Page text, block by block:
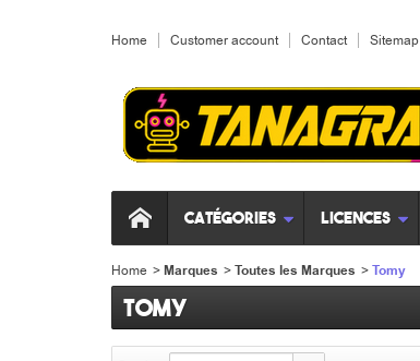
Home Customer account Contact Sitemap
Catégories Licences
Home >Marques >Toutes les Marques >Tomy
Tomy